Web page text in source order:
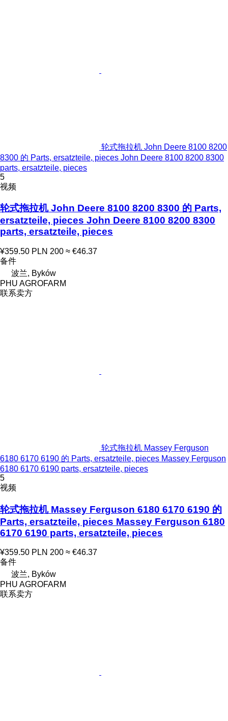
轮式拖拉机 John Deere 8100 8200
8300 的 Parts, ersatzteile, pieces John Deere 8100 8200 8300
parts, ersatzteile, pieces
5
视频
轮式拖拉机 John Deere 8100 8200 8300 的 Parts,
ersatzteile, pieces John Deere 8100 8200 8300
parts, ersatzteile, pieces
¥359.50 PLN 200 ≈ €46.37
备件
波兰, Byków
PHU AGROFARM
联系卖方
轮式拖拉机 Massey Ferguson
6180 6170 6190 的 Parts, ersatzteile, pieces Massey Ferguson
6180 6170 6190 parts, ersatzteile, pieces
5
视频
轮式拖拉机 Massey Ferguson 6180 6170 6190 的
Parts, ersatzteile, pieces Massey Ferguson 6180
6170 6190 parts, ersatzteile, pieces
¥359.50 PLN 200 ≈ €46.37
备件
波兰, Byków
PHU AGROFARM
联系卖方